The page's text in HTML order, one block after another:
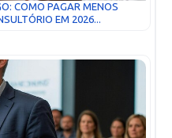
COMO PAGAR MENOS
EM 2026...